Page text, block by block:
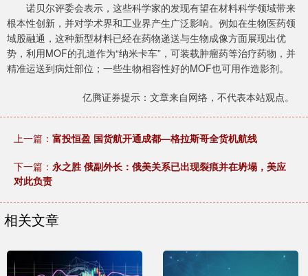
诺贝尔评委会表示，这些科学家的发现有望在材料科学领域带来
根本性创新，并对学术界和工业界产生广泛影响。例如在生物医药领
域股融通，这种新型材料已经在药物递送与生物成像方面展现出优
势，利用MOF的孔道作为“纳米卡车”，可装载肿瘤药等治疗药物，并
精准运送到病灶部位；一些生物相容性好的MOF也可用作造影剂。
亿腾证券提示：文章来自网络，不代表本站观点。
上一篇： 富投恒盈 国货航开通成都—格拉斯哥全货机航线
下一篇： 永之胜 俄副外长：俄美关系已出现裂痕并在坍塌，美应
对此负责
相关文章